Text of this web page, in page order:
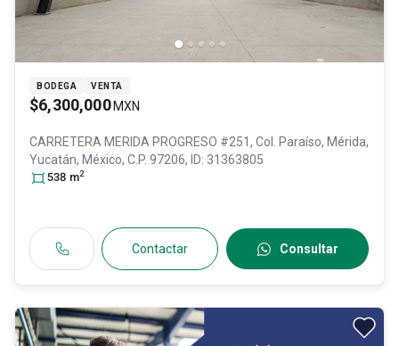
BODEGA VENTA
$6,300,000 MXN
CARRETERA MERIDA PROGRESO #251, Col. Paraíso, Mérida,
Yucatán, México, C.P. 97206, ID: 31363805
538 m2
Contactar Consultar